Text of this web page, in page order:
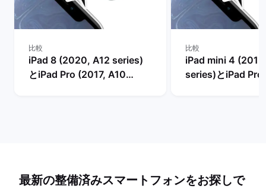
比較
iPad 8 (2020, A12 series)
とiPad Pro (2017, A10
比較
iPad mini 4
series)とiPad Pro
最新の整備済みスマートフォンをお探しで